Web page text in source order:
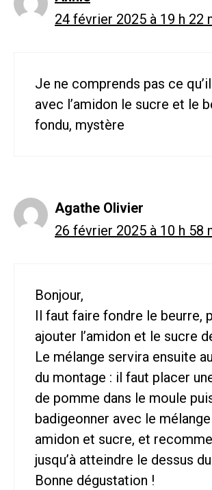
24 février 2025 à 19 h 22
Je ne comprends pas ce
avec l’amidon le sucre et le
fondu, mystère
Agathe Olivier
26 février 2025 à 10 h 58
Bonjour,
Il faut faire fondre le beurre,
ajouter l’amidon et le sucre
Le mélange servira ensuite
du montage : il faut placer
de pomme dans le moule
badigeonner avec le
amidon et sucre, et
jusqu’à atteindre le dessus
Bonne dégustation !